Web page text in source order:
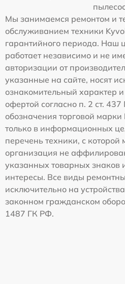
Мы занимаемся ремонтом и
обслуживанием техники
гарантийного периода. Наш
работает независимо и не
авторизации от
указанные на сайте, носят
ознакомительный характер
офертой согласно п. 2 ст.
обозначения торговой
только в информационных
перечень техники, с
организация не
указанных товарных знаков
интересы. Все виды
исключительно на
законном гражданском
1487 ГК РФ.